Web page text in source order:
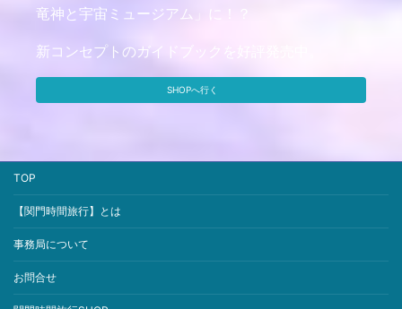
竜神と宇宙ミュージアム」に！？
新コンセプトのガイドブックを好評発売中。
SHOPへ行く
TOP
【関門時間旅行】とは
事務局について
お問合せ